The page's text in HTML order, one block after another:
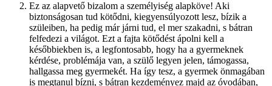
Ez az alapvető bizalom a személyiség alapköve! Aki
biztonságosan tud kötődni, kiegyensúlyozott lesz, bízik a
szüleiben, ha pedig már járni tud, el mer szakadni, s bátran
felfedezi a világot. Ezt a fajta kötődést ápolni kell a
későbbiekben is, a legfontosabb, hogy ha a gyermeknek
kérdése, problémája van, a szülő legyen jelen, támogassa,
hallgassa meg gyermekét. Ha így tesz, a gyermek önmagában
is megtanul bízni, s bátran kezdeményez majd az óvodában,